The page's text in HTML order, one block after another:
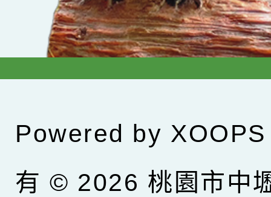
Powered by XOOPS
有 © 2026 桃園市中